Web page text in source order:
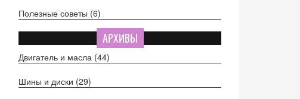
Полезные советы (6)
АРХИВЫ
Двигатель и масла (44)
Шины и диски (29)